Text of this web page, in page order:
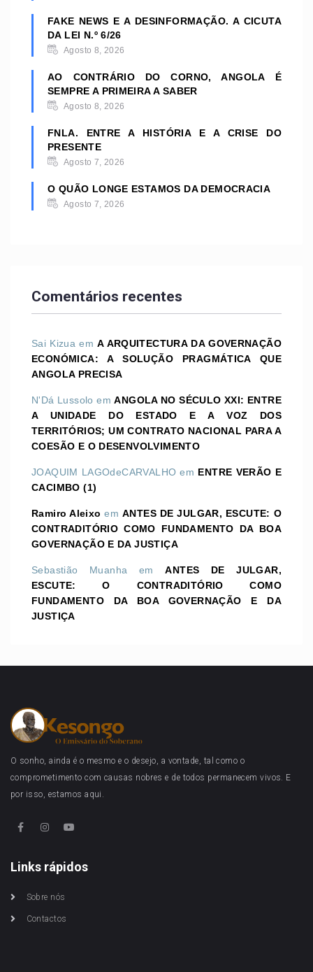
FAKE NEWS E A DESINFORMAÇÃO. A CICUTA
DA LEI N.º 6/26
Agosto 8, 2026
AO CONTRÁRIO DO CORNO, ANGOLA É
SEMPRE A PRIMEIRA A SABER
Agosto 8, 2026
FNLA. ENTRE A HISTÓRIA E A CRISE DO
PRESENTE
Agosto 7, 2026
O QUÃO LONGE ESTAMOS DA DEMOCRACIA
Agosto 7, 2026
Comentários recentes
Sai Kizua emA ARQUITECTURA DA GOVERNAÇÃO
ECONÓMICA: A SOLUÇÃO PRAGMÁTICA QUE
ANGOLA PRECISA
N'Dá Lussolo emANGOLA NO SÉCULO XXI: ENTRE
A UNIDADE DO ESTADO E A VOZ DOS
TERRITÓRIOS; UM CONTRATO NACIONAL PARA A
COESÃO E O DESENVOLVIMENTO
JOAQUIM LAGOdeCARVALHO em ENTRE VERÃO E
CACIMBO (1)
Ramiro Aleixo emANTES DE JULGAR, ESCUTE: O
CONTRADITÓRIO COMO FUNDAMENTO DA BOA
GOVERNAÇÃO E DA JUSTIÇA
Sebastião Muanha emANTES DE JULGAR,
ESCUTE: O CONTRADITÓRIO COMO
FUNDAMENTO DA BOA GOVERNAÇÃO E DA
JUSTIÇA
O sonho, ainda é o mesmo e o desejo, a vontade, tal como o
comprometimento com causas nobres e de todos permanecem vivos. E
por isso, estamos aqui.
Links rápidos
Sobre nós
Contactos